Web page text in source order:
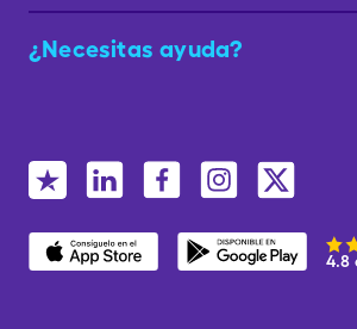
¿Necesitas ayuda?
4.8